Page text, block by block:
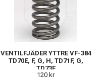
VENTILFJÄDER YTTRE VF-384
TD70E, F, G, H, TD71F, G,
TD73E
120 kr